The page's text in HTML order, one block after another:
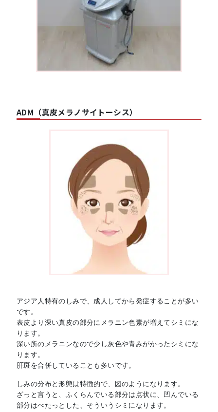
ADM（真皮メラノサイトーシス）
アジア人特有のしみで、成人してから発症することが多い
です。
表皮より深い真皮の部分にメラニン色素が増えてシミにな
ります。
深い所のメラニンなので少し灰色や青みがかったシミにな
ります。
肝斑を合併していることも多いです。
しみの分布と形態は特徴的で、図のようになります。
ざっと言うと、ふくらんでいる部分は点状に、凹んでいる
部分はべたっとした、そういうシミになります。